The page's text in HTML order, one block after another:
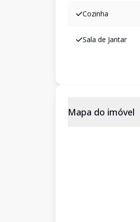
Cozinha
Sala de Jantar
Mapa do imóvel